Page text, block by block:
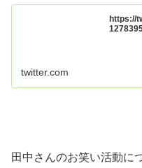
https://
twitter.com
田中さんのお笑い活動に